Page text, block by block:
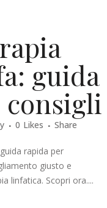
guida
consigli
0 Likes Share
rapida per
giusto e
linfatica. Scopri ora....